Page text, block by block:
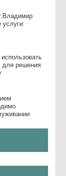
услуги:
для решения